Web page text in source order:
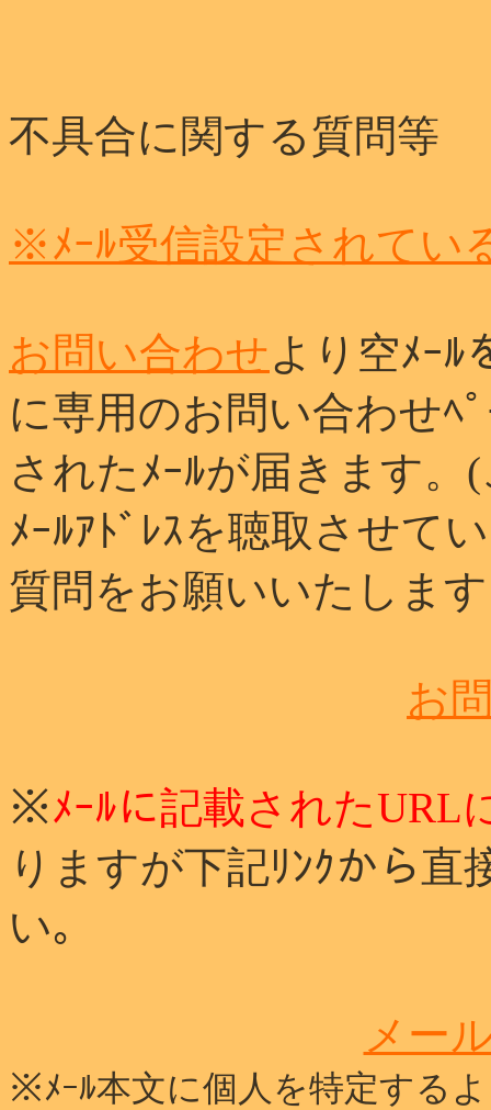
不具合に関する質問等
※ﾒｰﾙ受信設定されてい
お問い合わせより空ﾒｰﾙ
に専用のお問い合わせﾍ
されたﾒｰﾙが届きます
ﾒｰﾙｱﾄﾞﾚｽを聴取させて
質問をお願いいたしま
お
※ﾒｰﾙに記載されたURL
りますが下記ﾘﾝｸから直
い｡
メー
※ﾒｰﾙ本文に個人を特定する